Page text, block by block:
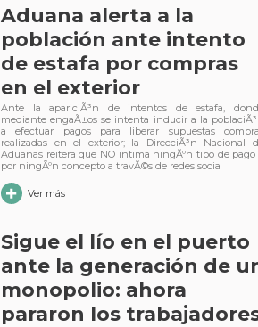
Aduana alerta a la
población ante intento
de estafa por compras
en el exterior
Ante la apariciÃ³n de intentos de estafa,
mediante engaÃ±os se intenta inducir a la
a efectuar pagos para liberar supuestas
realizadas en el exterior; la DirecciÃ³n Nacional
Aduanas reitera que NO intima ningÃºn tipo de pago
por ningÃºn concepto a travÃ©s de redes socia
Ver más
Sigue el lío en el puerto
ante la generación de
monopolio: ahora
pararon los